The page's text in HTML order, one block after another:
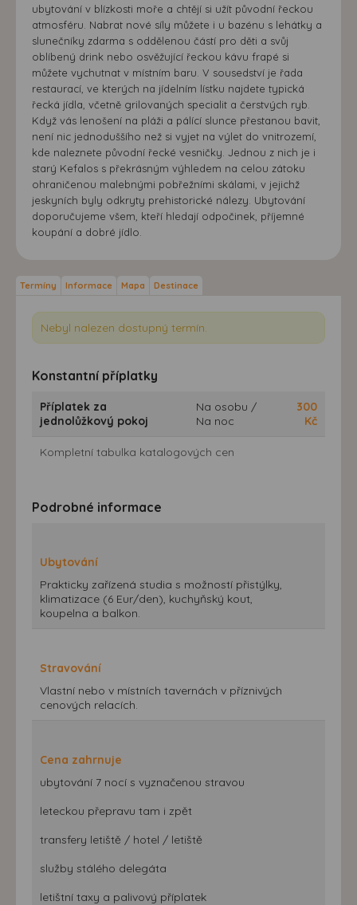
ubytování v blízkosti moře a chtějí si užít původní řeckou
atmosféru. Nabrat nové síly můžete i u bazénu s lehátky a
slunečníky zdarma s oddělenou částí pro děti a svůj
oblíbený drink nebo osvěžující řeckou kávu frapé si
můžete vychutnat v místním baru. V sousedství je řada
restaurací, ve kterých na jídelním lístku najdete typická
řecká jídla, včetně grilovaných specialit a čerstvých ryb.
Když vás lenošení na pláži a pálící slunce přestanou bavit,
není nic jednoduššího než si vyjet na výlet do vnitrozemí,
kde naleznete původní řecké vesničky. Jednou z nich je i
starý Kefalos s překrásným výhledem na celou zátoku
ohraničenou malebnými pobřežními skálami, v jejichž
jeskyních byly odkryty prehistorické nálezy. Ubytování
doporučujeme všem, kteří hledají odpočinek, příjemné
koupání a dobré jídlo.
Termíny Informace Mapa Destinace
Nebyl nalezen dostupný termín.
Konstantní příplatky
Příplatek za
jednolůžkový pokoj
Na osobu /
Na noc
300
Kč
Kompletní tabulka katalogových cen
Podrobné informace
Ubytování
Prakticky zařízená studia s možností přistýlky,
klimatizace (6 Eur/den), kuchyňský kout,
koupelna a balkon.
Stravování
Vlastní nebo v místních tavernách v příznivých
cenových relacích.
Cena zahrnuje
ubytování 7 nocí s vyznačenou stravou
leteckou přepravu tam i zpět
transfery letiště / hotel / letiště
služby stálého delegáta
letištní taxy a palivový příplatek